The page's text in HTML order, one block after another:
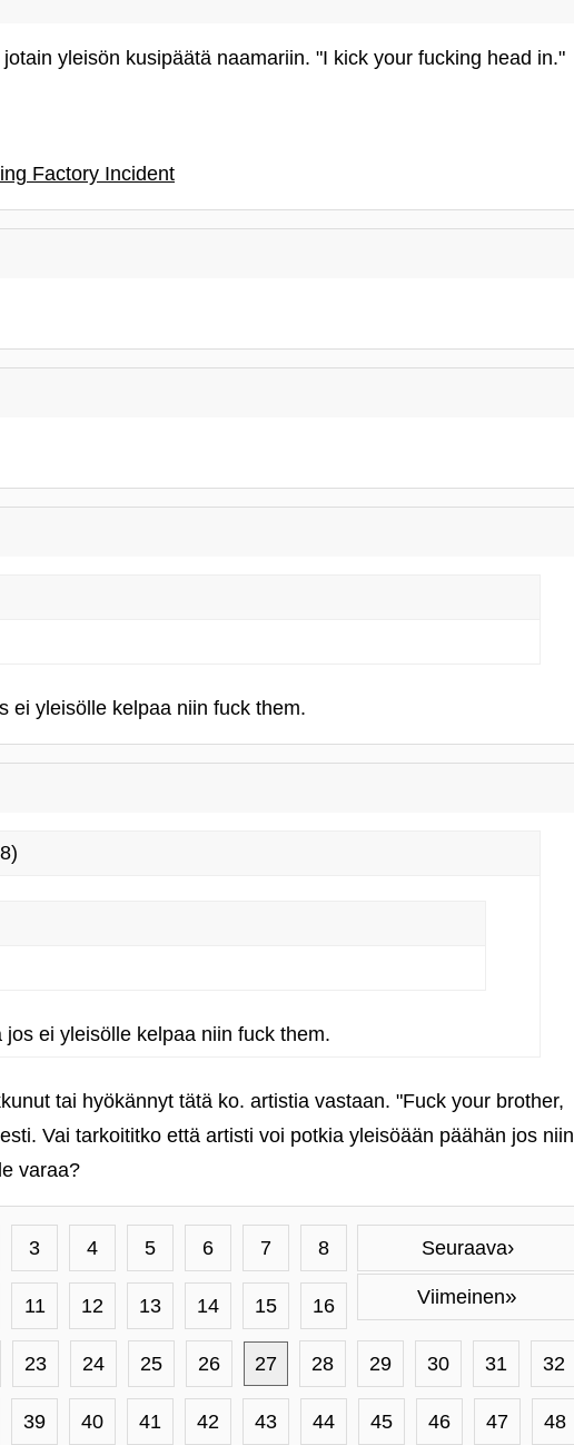
yleisön kusipäätä naamariin. "I kick your fucking head in."
Factory Incident
ei yleisölle kelpaa niin fuck them.
ei yleisölle kelpaa niin fuck them.
tai hyökännyt tätä ko. artistia vastaan. "Fuck your brother,
Vai tarkoititko että artisti voi potkia yleisöään päähän jos niin
varaa?
Seuraava›
Viimeinen»
3 4 5 6 7 8
11 12 13 14 15 16
23 24 25 26 27 28 29 30 31 32
39 40 41 42 43 44 45 46 47 48